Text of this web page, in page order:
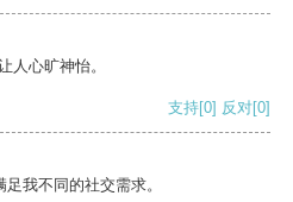
人心旷神怡。
支持[0] 反对[0]
我不同的社交需求。